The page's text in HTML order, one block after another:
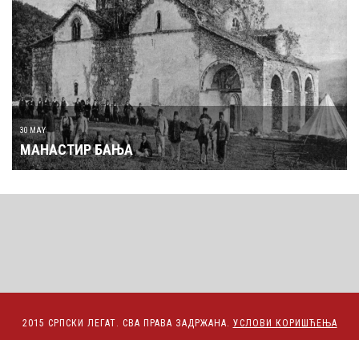
30 MAY
МАНАСТИР БАЊА
2015 СРПСКИ ЛЕГАТ. СВА ПРАВА ЗАДРЖАНА. УСЛОВИ КОРИШЋЕЊА